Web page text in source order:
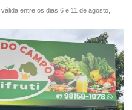
entre os dias 6 e 11 de agosto,